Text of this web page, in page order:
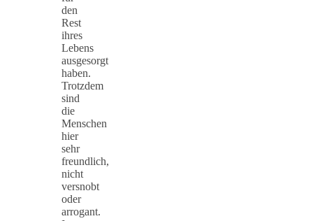
den
Rest
ihres
Lebens
ausgesorgt
haben.
Trotzdem
sind
die
Menschen
hier
sehr
freundlich,
nicht
versnobt
oder
arrogant.